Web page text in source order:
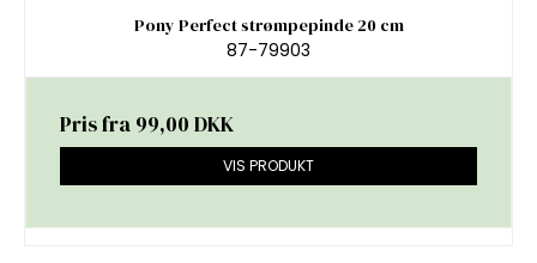
Pony Perfect strømpepinde 20 cm
87-79903
Pris fra 99,00 DKK
VIS PRODUKT